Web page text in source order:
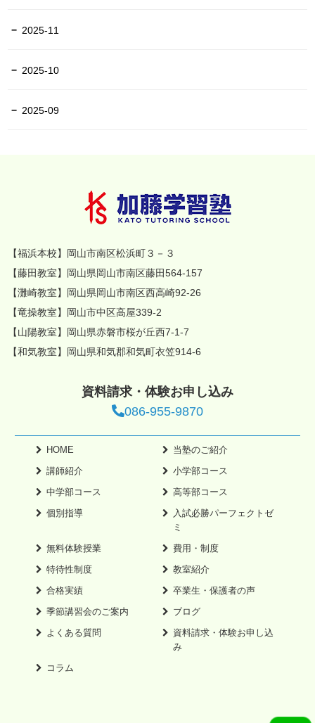
2025-11
2025-10
2025-09
【福浜本校】岡山市南区松浜町３－３
【藤田教室】岡山県岡山市南区藤田564-157
【灘崎教室】岡山県岡山市南区西高崎92-26
【竜操教室】岡山市中区高屋339-2
【山陽教室】岡山県赤磐市桜が丘西7-1-7
【和気教室】岡山県和気郡和気町衣笠914-6
資料請求・体験お申し込み
086-955-9870
HOME
当塾のご紹介
講師紹介
小学部コース
中学部コース
高等部コース
個別指導
入試必勝パーフェクトゼ
ミ
無料体験授業
費用・制度
特待性制度
教室紹介
合格実績
卒業生・保護者の声
季節講習会のご案内
ブログ
よくある質問
資料請求・体験お申し込
み
コラム